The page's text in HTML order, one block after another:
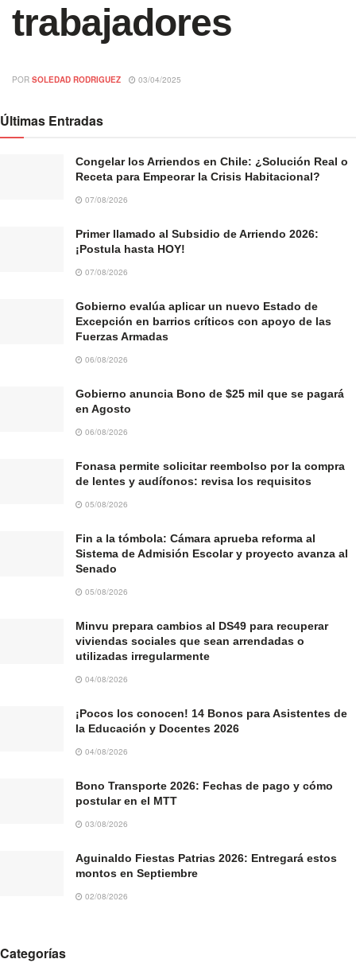
trabajadores
POR SOLEDAD RODRIGUEZ 03/04/2025
Últimas Entradas
Congelar los Arriendos en Chile: ¿Solución Real o
Receta para Empeorar la Crisis Habitacional?
07/08/2026
Primer llamado al Subsidio de Arriendo 2026:
¡Postula hasta HOY!
07/08/2026
Gobierno evalúa aplicar un nuevo Estado de
Excepción en barrios críticos con apoyo de las
Fuerzas Armadas
06/08/2026
Gobierno anuncia Bono de $25 mil que se pagará
en Agosto
06/08/2026
Fonasa permite solicitar reembolso por la compra
de lentes y audífonos: revisa los requisitos
05/08/2026
Fin a la tómbola: Cámara aprueba reforma al
Sistema de Admisión Escolar y proyecto avanza al
Senado
05/08/2026
Minvu prepara cambios al DS49 para recuperar
viviendas sociales que sean arrendadas o
utilizadas irregularmente
04/08/2026
¡Pocos los conocen! 14 Bonos para Asistentes de
la Educación y Docentes 2026
04/08/2026
Bono Transporte 2026: Fechas de pago y cómo
postular en el MTT
03/08/2026
Aguinaldo Fiestas Patrias 2026: Entregará estos
montos en Septiembre
02/08/2026
Categorías